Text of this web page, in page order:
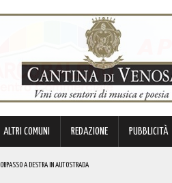
ALTRI COMUNI REDAZIONE PUBBLICITÀ
A DESTRA IN AUTOSTRADA